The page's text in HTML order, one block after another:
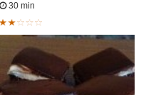
30 min